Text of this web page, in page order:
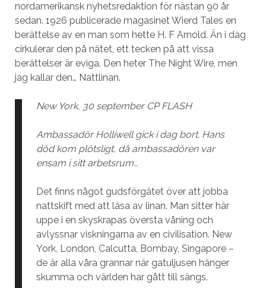
nordamerikansk nyhetsredaktion för nästan 90 år
sedan. 1926 publicerade magasinet Wierd Tales en
berättelse av en man som hette H. F Arnold. Än i dag
cirkulerar den på nätet, ett tecken på att vissa
berättelser är eviga. Den heter The Night Wire, men
jag kallar den… Nattlinan.
New York, 30 september CP FLASH
Ambassadör Holliwell gick i dag bort. Hans
död kom plötsligt, då ambassadören var
ensam i sitt arbetsrum…
Det finns något gudsförgätet över att jobba
nattskift med att läsa av linan. Man sitter här
uppe i en skyskrapas översta våning och
avlyssnar viskningarna av en civilisation. New
York, London, Calcutta, Bombay, Singapore –
de är alla våra grannar när gatuljusen hänger
skumma och världen har gått till sängs.